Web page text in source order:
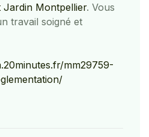
Jardin Montpellier. Vous
travail soigné et
mm29759-